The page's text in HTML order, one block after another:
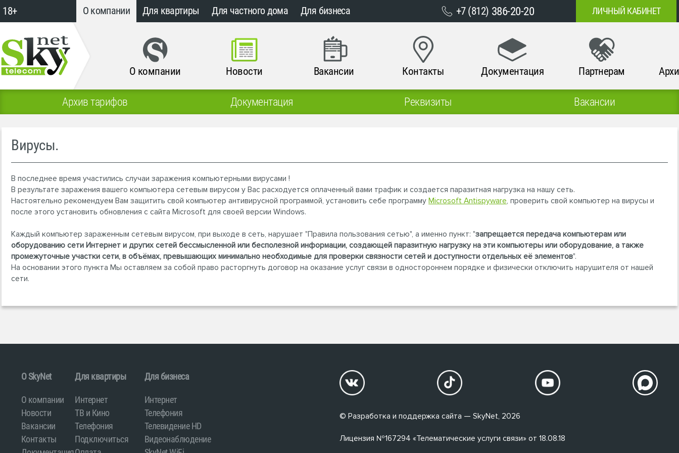
18+ О компании Для квартиры Для частного дома Для бизнеса +7 (812) 386-20-20 ЛИЧНЫЙ КАБИНЕТ
О компании Новости Вакансии Контакты Документация Партнерам
Архив тарифов Документация Реквизиты Вакансии
Вирусы.
В последнее время участились случаи заражения компьютерными вирусами !
В результате заражения вашего компьютера сетевым вирусом у Вас расходуется оплаченный вами трафик и создается паразитная нагрузка на нашу сеть.
Настоятельно рекомендуем Вам защитить свой компьютер антивирусной программой, установить себе программуMicrosoft Antispyware, проверить свой компьютер на вирусы и
после этого установить обновления с сайта Microsoft для своей версии Windows.
Каждый компьютер зараженным сетевым вирусом, при выходе в сеть, нарушает "Правила пользования сетью", а именно пункт: "запрещается передача компьютерам или
оборудованию сети Интернет и других сетей бессмысленной или бесполезной информации, создающей паразитную нагрузку на эти компьютеры или оборудование, а также
промежуточные участки сети, в объёмах, превышающих минимально необходимые для проверки связности сетей и доступности отдельных её элементов".
На основании этого пункта Мы оставляем за собой право расторгнуть договор на оказание услуг связи в одностороннем порядке и физически отключить нарушителя от нашей
сети.
O SkyNet
О компании
Новости
Вакансии
Контакты
Для квартиры
Интернет
ТВ и Кино
Телефония
Подключиться
Для бизнеса
Интернет
Телефония
Телевидение HD
Видеонаблюдение
© Разработка и поддержка сайта — SkyNet, 2026
Лицензия №167294 «Телематические услуги связи» от 18.08.18